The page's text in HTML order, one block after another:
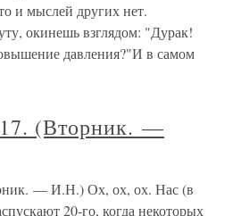
и мыслей других нет.
окинешь взглядом: "Дурак!
давления?"И в самом
(Вторник. —
— И.Н.) Ох, ох, ох. Нас (в
20-го, когда некоторых